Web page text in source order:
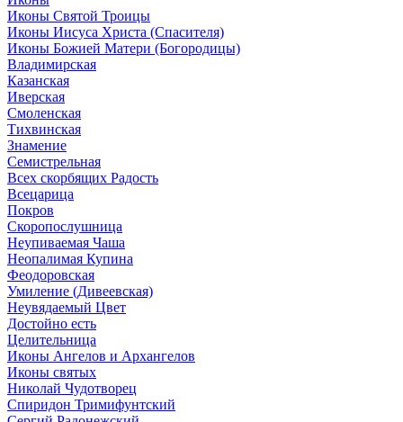
Иконы Святой Троицы
Иконы Иисуса Христа (Спасителя)
Иконы Божией Матери (Богородицы)
Владимирская
Казанская
Иверская
Смоленская
Тихвинская
Знамение
Семистрельная
Всех скорбящих Радость
Всецарица
Покров
Скоропослушница
Неупиваемая Чаша
Неопалимая Купина
Феодоровская
Умиление (Дивеевская)
Неувядаемый Цвет
Достойно есть
Целительница
Иконы Ангелов и Архангелов
Иконы святых
Николай Чудотворец
Спиридон Тримифунтский